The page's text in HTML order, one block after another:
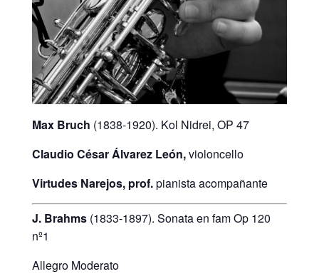
Max Bruch (1838-1920). Kol Nidrei, OP 47
Claudio César Álvarez León,violoncello
Virtudes Narejos, prof.pianista acompañante
J. Brahms (1833-1897). Sonata en fam Op 120
nº1
Allegro Moderato